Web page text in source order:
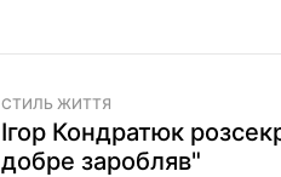
СТИЛЬ ЖИТТЯ
Ігор Кондратюк
добре заробляв"